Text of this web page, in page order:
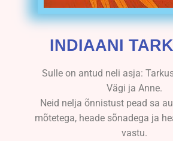
INDIAANI
Sulle on antud neli asja:
Vägi ja Anne.
Neid nelja õnnistust pead sa
mõtetega, heade sõnadega ja
vastu.